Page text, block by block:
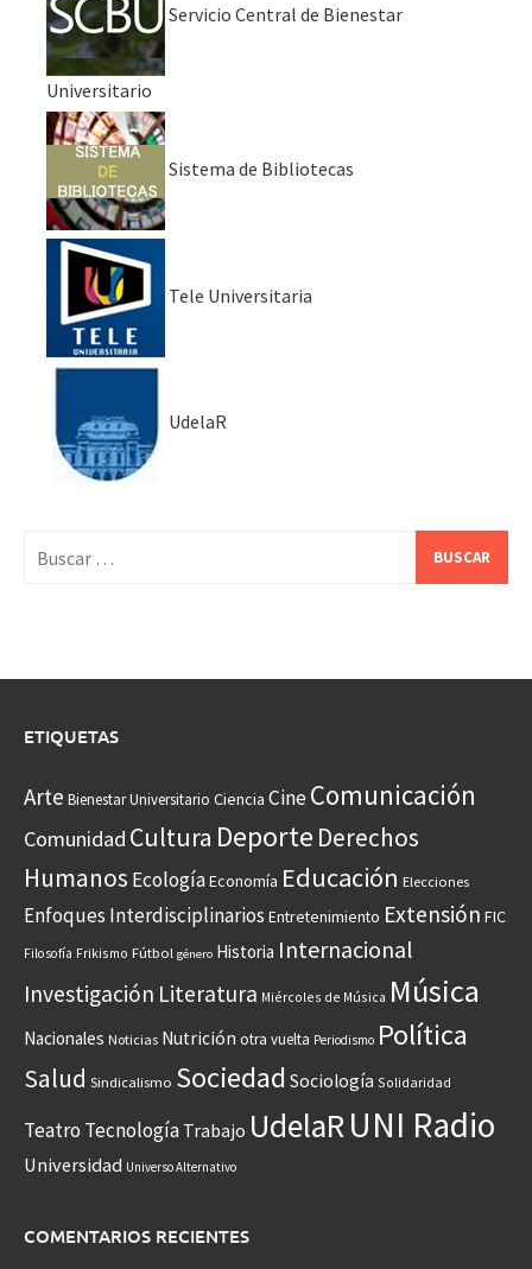
Servicio Central de Bienestar
Universitario
Sistema de Bibliotecas
Tele Universitaria
UdelaR
ETIQUETAS
Arte Bienestar Universitario Ciencia CineComunicación
Comunidad Cultura Deporte Derechos
Humanos EcologíaEconomía Educación Elecciones
Enfoques Interdisciplinarios Entretenimiento Extensión FIC
Filosofía Frikismo Fútbol género Historia Internacional
Investigación Literatura Miércoles de Música Música
Nacionales Noticias Nutrición otra vuelta Periodismo Política
Salud Sindicalismo Sociedad Sociología Solidaridad
Teatro Tecnología Trabajo UdelaRUNI Radio
Universidad Universo Alternativo
COMENTARIOS RECIENTES